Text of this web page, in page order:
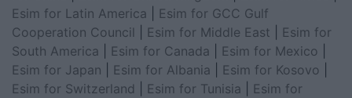
Esim for Latin America
Esim for GCC Gulf
Cooperation Council
Esim for Middle East
Esim for
South America
Esim for Canada Esim for Mexico
Esim for Japan
Esim for Albania Esim for Kosovo
Esim for Switzerland
Esim for Tunisia
Esim for